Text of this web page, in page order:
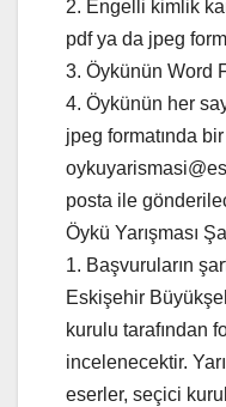
2. Engelli kimlik
pdf ya da jpeg
3. Öykünün Word
4. Öykünün her
jpeg formatında bir
posta ile
Öykü Yarışması
1. Başvuruların
Eskişehir
kurulu tarafından
incelenecektir.
eserler, seçici